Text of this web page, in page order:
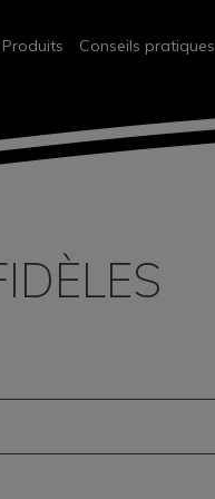
Produits Conseils pratiques